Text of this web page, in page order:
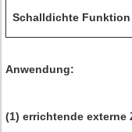
Schalldichte Funktion
Anwendung:
(1) errichtende